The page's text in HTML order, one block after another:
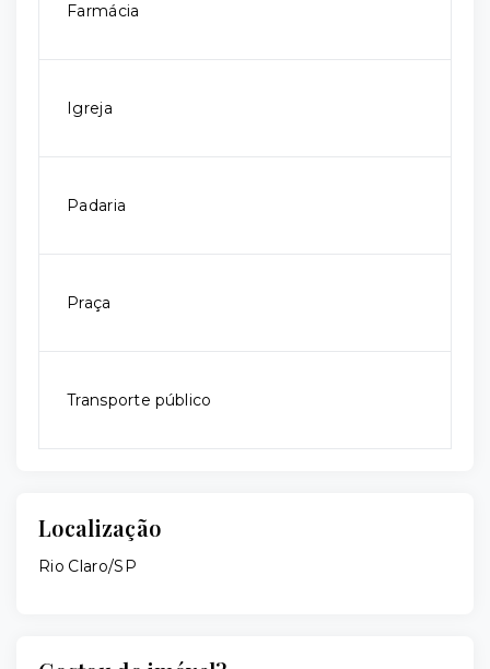
Farmácia
Igreja
Padaria
Praça
Transporte público
Localização
Rio Claro/SP